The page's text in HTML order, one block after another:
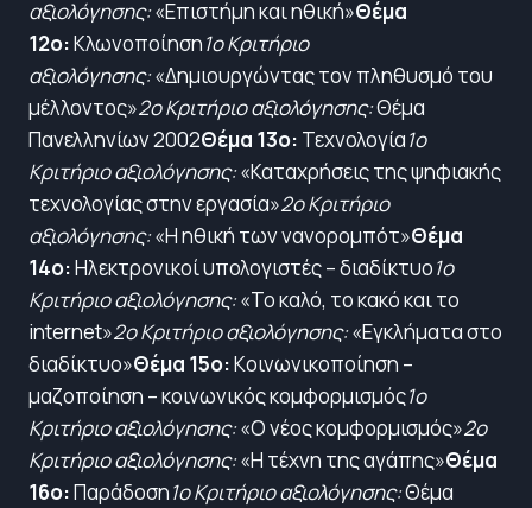
αξιολόγησης:«Επιστήμη και ηθική»Θέμα
12ο:Κλωνοποίηση1ο Κριτήριο
αξιολόγησης:«Δημιουργώντας τον πληθυσμό του
μέλλοντος»2ο Κριτήριο αξιολόγησης:Θέμα
Πανελληνίων 2002Θέμα 13ο: Τεχνολογία1ο
Κριτήριο αξιολόγησης:«Καταχρήσεις της ψηφιακής
τεχνολογίας στην εργασία»2ο Κριτήριο
αξιολόγησης:«Η ηθική των νανορομπότ»Θέμα
14ο:Ηλεκτρονικοί υπολογιστές – διαδίκτυο1ο
Κριτήριο αξιολόγησης:«Το καλό, το κακό και το
internet»2ο Κριτήριο αξιολόγησης:«Εγκλήματα στο
διαδίκτυο»Θέμα 15ο:Kοινωνικοποίηση –
μαζοποίηση – κοινωνικός κομφορμισμός1ο
Κριτήριο αξιολόγησης:«Ο νέος κομφορμισμός»2ο
Κριτήριο αξιολόγησης:«Η τέχνη της αγάπης»Θέμα
16ο:Παράδοση1ο Κριτήριο αξιολόγησης:Θέμα